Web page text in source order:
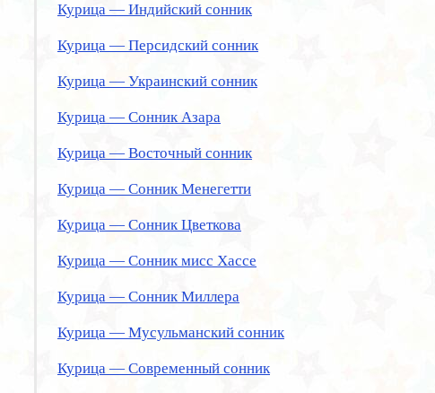
Курица — Индийский сонник
Курица — Персидский сонник
Курица — Украинский сонник
Курица — Сонник Азара
Курица — Восточный сонник
Курица — Сонник Менегетти
Курица — Сонник Цветкова
Курица — Сонник мисс Хассе
Курица — Сонник Миллера
Курица — Мусульманский сонник
Курица — Современный сонник